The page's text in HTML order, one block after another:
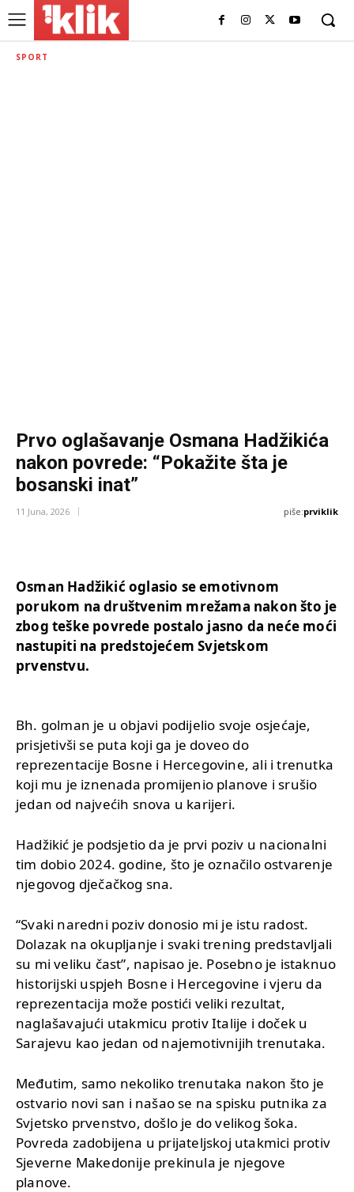
SPORT
Prvo oglašavanje Osmana Hadžikića
nakon povrede: “Pokažite šta je
bosanski inat”
11 Juna, 2026 piše:prviklik
Osman Hadžikić oglasio se emotivnom
porukom na društvenim mrežama nakon što je
zbog teške povrede postalo jasno da neće moći
nastupiti na predstojećem Svjetskom
prvenstvu.
Bh. golman je u objavi podijelio svoje osjećaje,
prisjetivši se puta koji ga je doveo do
reprezentacije Bosne i Hercegovine, ali i trenutka
koji mu je iznenada promijenio planove i srušio
jedan od najvećih snova u karijeri.
Hadžikić je podsjetio da je prvi poziv u nacionalni
tim dobio 2024. godine, što je označilo ostvarenje
njegovog dječačkog sna.
“Svaki naredni poziv donosio mi je istu radost.
Dolazak na okupljanje i svaki trening predstavljali
su mi veliku čast”, napisao je. Posebno je istaknuo
historijski uspjeh Bosne i Hercegovine i vjeru da
reprezentacija može postići veliki rezultat,
naglašavajući utakmicu protiv Italije i doček u
Sarajevu kao jedan od najemotivnijih trenutaka.
Međutim, samo nekoliko trenutaka nakon što je
ostvario novi san i našao se na spisku putnika za
Svjetsko prvenstvo, došlo je do velikog šoka.
Povreda zadobijena u prijateljskoj utakmici protiv
Sjeverne Makedonije prekinula je njegove
planove.